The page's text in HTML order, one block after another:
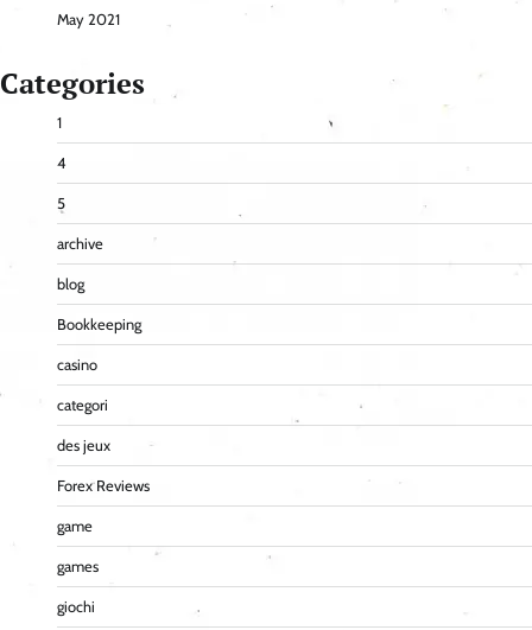
May 2021
Categories
1
4
5
archive
blog
Bookkeeping
casino
categori
des jeux
Forex Reviews
game
games
giochi